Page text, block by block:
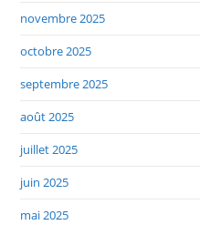
novembre 2025
octobre 2025
septembre 2025
août 2025
juillet 2025
juin 2025
mai 2025